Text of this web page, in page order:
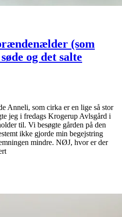
(som
og det salte
Anneli, som cirka er en lige så stor
jeg i fredags Krogerup Avlsgård i
til. Vi besøgte gården på den
ikke gjorde min begejstring
mindre. NØJ, hvor er der